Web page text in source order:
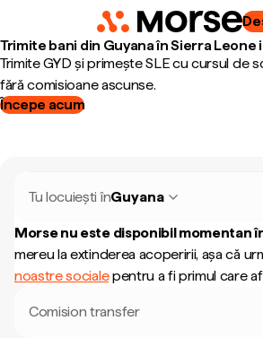
Trimite bani din Guyana în Sierra Leone
Trimite GYD și primește SLE cu cursul de
fără comisioane ascunse.
Începe acum
Tu locuiești înGuyana
Morse nu este disponibil momentan
mereu la extinderea acoperirii, așa că
noastre socialepentru a fi primul care
Comision transfer